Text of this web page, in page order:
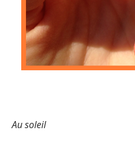
Au soleil